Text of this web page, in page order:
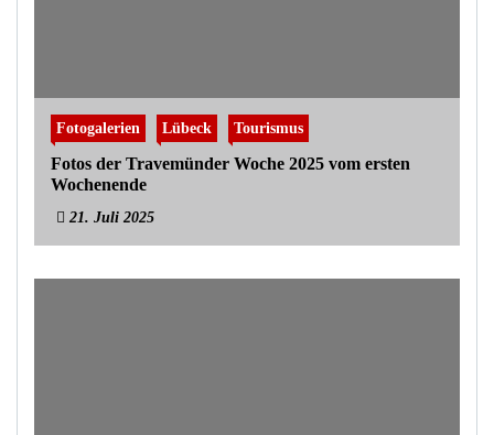
Fotogalerien Lübeck Tourismus
Fotos der Travemünder Woche 2025 vom ersten
Wochenende
21. Juli 2025